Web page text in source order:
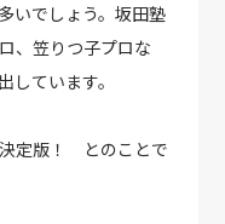
いでしょう。坂田塾
、笠りつ子プロな
しています。
定版！ とのことで